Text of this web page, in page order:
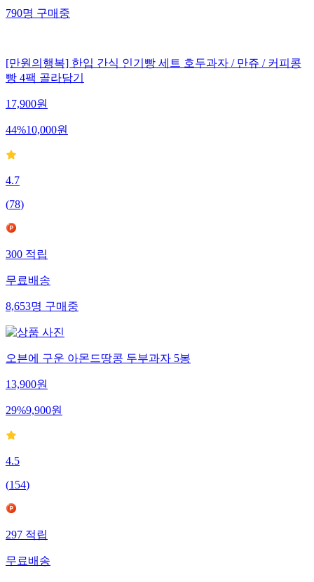
790명구매중
[만원의행복] 한입 간식 인기빵 세트 호두과자 / 만쥬 / 커피콩
빵 4팩 골라담기
17,900원
44%10,000원
4.7
(78)
300적립
무료배송
8,653명구매중
오븐에 구운 아몬드땅콩 두부과자 5봉
13,900원
29%9,900원
4.5
(154)
297적립
무료배송